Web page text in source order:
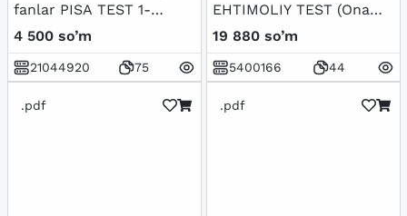
fanlar PISA TEST 1-
BOSQICH
4 500 so’m
21044920 75
EHTIMOLIY TEST (Ona
tili-Matematika-Fizika) -
Javoblari bilan
19 880 so’m
5400166 44
.pdf .pdf